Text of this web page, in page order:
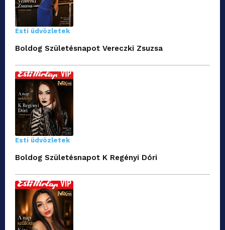
Esti üdvözletek
Boldog Születésnapot Vereczki Zsuzsa
Esti üdvözletek
Boldog Születésnapot K Regényi Dóri